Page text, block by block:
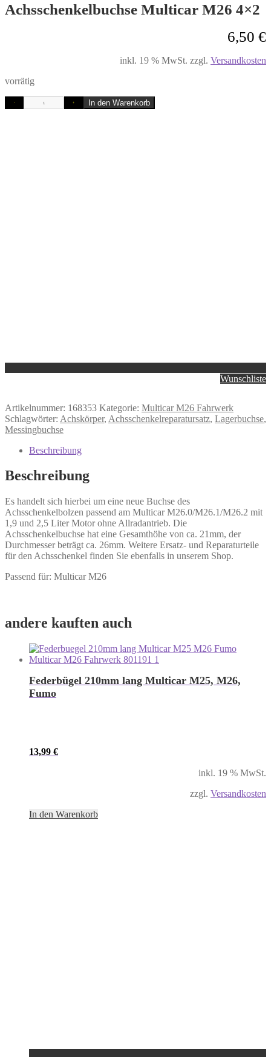
Achsschenkelbuchse Multicar M26 4×2
6,50 €
inkl. 19 % MwSt. zzgl. Versandkosten
vorrätig
- + In den Warenkorb
Wunschliste
Artikelnummer: 168353 Kategorie: Multicar M26 Fahrwerk
Schlagwörter: Achskörper, Achsschenkelreparatursatz, Lagerbuchse,
Messingbuchse
Beschreibung
Beschreibung
Es handelt sich hierbei um eine neue Buchse des
Achsschenkelbolzen passend am Multicar M26.0/M26.1/M26.2 mit
1,9 und 2,5 Liter Motor ohne Allradantrieb. Die
Achsschenkelbuchse hat eine Gesamthöhe von ca. 21mm, der
Durchmesser beträgt ca. 26mm. Weitere Ersatz- und Reparaturteile
für den Achsschenkel finden Sie ebenfalls in unserem Shop.
Passend für: Multicar M26
andere kauften auch
Federbügel 210mm lang Multicar M25, M26,
Fumo
13,99 €
inkl. 19 % MwSt.
zzgl. Versandkosten
In den Warenkorb